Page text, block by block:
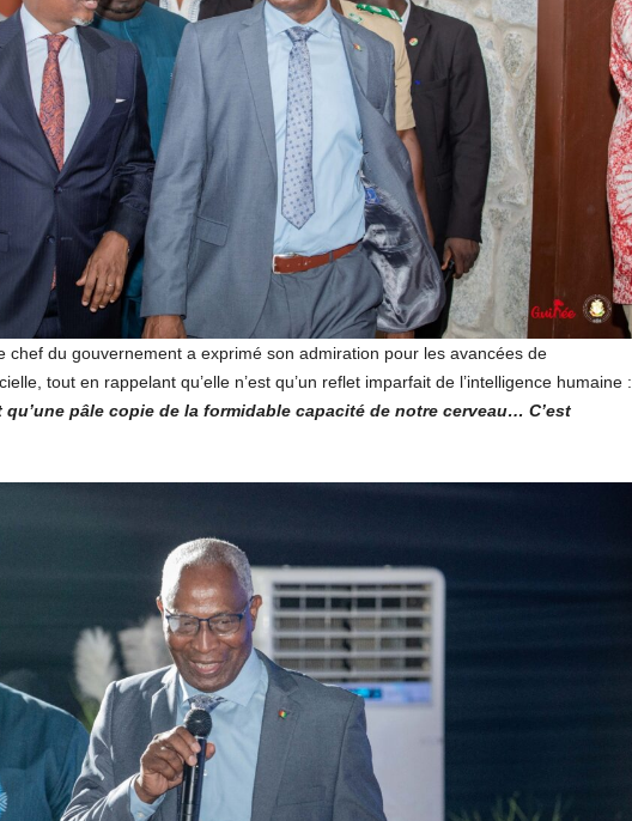
chef du gouvernement a exprimé son admiration pour les avancées de
tout en rappelant qu’elle n’est qu’un reflet imparfait de l’intelligence humaine :
qu’une pâle copie de la formidable capacité de notre cerveau… C’est